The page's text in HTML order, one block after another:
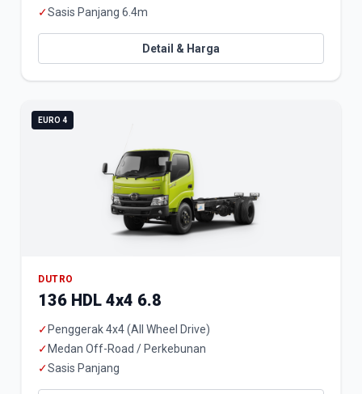
✓Sasis Panjang 6.4m
Detail & Harga
EURO 4
DUTRO
136 HDL 4x4 6.8
✓ Penggerak 4x4 (All Wheel Drive)
✓ Medan Off-Road / Perkebunan
✓Sasis Panjang